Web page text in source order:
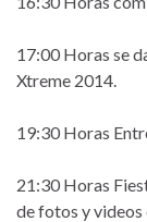
17:00 Horas se
Xtreme 2014.
19:30 Horas
21:30 Horas
de fotos y videos